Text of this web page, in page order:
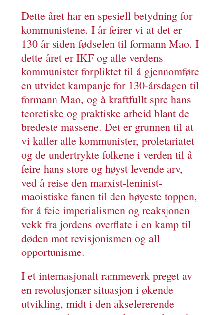
Dette året har en spesiell betydning for
kommunistene. I år feirer vi at det er
130 år siden fødselen til formann Mao. I
dette året er IKF og alle verdens
kommunister forpliktet til å gjennomføre
en utvidet kampanje for 130-årsdagen til
formann Mao, og å kraftfullt spre hans
teoretiske og praktiske arbeid blant de
bredeste massene. Det er grunnen til at
vi kaller alle kommunister, proletariatet
og de undertrykte folkene i verden til å
feire hans store og høyst levende arv,
ved å reise den marxist-leninist-
maoistiske fanen til den høyeste toppen,
for å feie imperialismen og reaksjonen
vekk fra jordens overflate i en kamp til
døden mot revisjonismen og all
opportunisme.
I et internasjonalt rammeverk preget av
en revolusjonær situasjon i økende
utvikling, midt i den akselererende